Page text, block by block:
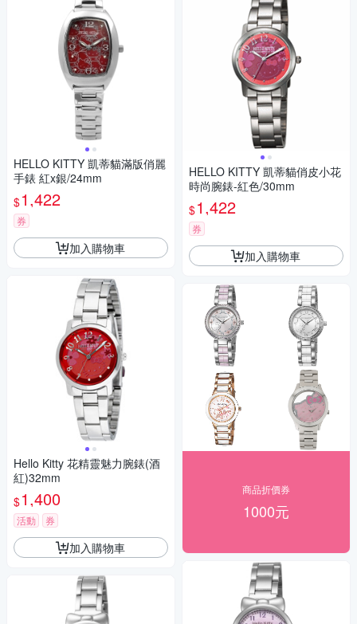
HELLO KITTY 凱蒂貓滿版俏麗
手錶 紅x銀/24mm
$1,422
券
加入購物車
Hello Kitty 花精靈魅力腕錶(酒
紅)32mm
$1,400
活動 券
加入購物車
HELLO KITTY 凱蒂貓俏皮小花
時尚腕錶-紅色/30mm
$1,422
券
加入購物車
商品折價券
1000元